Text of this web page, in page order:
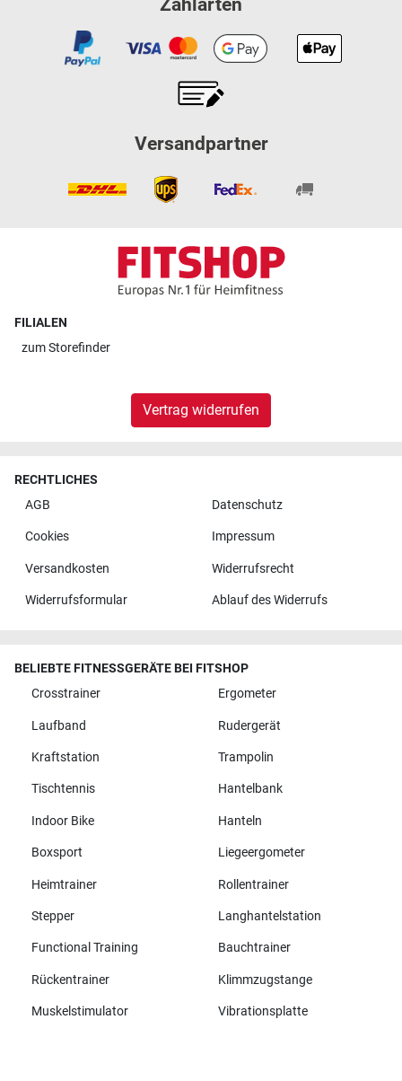
Zahlarten
Versandpartner
FILIALEN
zumStorefinder
Vertrag widerrufen
RECHTLICHES
AGB
Datenschutz
Cookies Impressum
Versandkosten Widerrufsrecht
Widerrufsformular Ablauf des Widerrufs
BELIEBTE FITNESSGERÄTE BEI FITSHOP
Crosstrainer
Ergometer
Laufband Rudergerät
Kraftstation Trampolin
Tischtennis Hantelbank
Indoor Bike Hanteln
Boxsport Liegeergometer
Heimtrainer Rollentrainer
Stepper Langhantelstation
Functional Training Bauchtrainer
Rückentrainer Klimmzugstange
Muskelstimulator Vibrationsplatte